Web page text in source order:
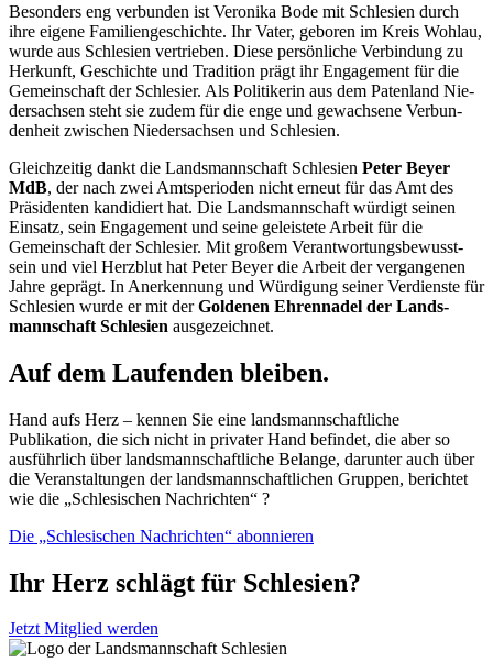
Beson­ders eng ver­bun­den ist Vero­ni­ka Bode mit Schle­si­en durch
ihre eige­ne Fami­li­en­ge­schich­te. Ihr Vater, gebo­ren im Kreis Wohl­au,
wur­de aus Schle­si­en ver­trie­ben. Die­se per­sön­li­che Ver­bin­dung zu
Her­kunft, Geschich­te und Tra­di­ti­on prägt ihr Enga­ge­ment für die
Gemein­schaft der Schle­si­er. Als Poli­ti­ke­rin aus dem Paten­land Nie­
der­sach­sen steht sie zudem für die enge und gewach­se­ne Ver­bun­
den­heit zwi­schen Nie­der­sach­sen und Schlesien.
Gleich­zei­tig dankt die Lands­mann­schaft Schle­si­en Peter Bey­er
MdB, der nach zwei Amts­pe­ri­oden nicht erneut für das Amt des
Prä­si­den­ten kan­di­diert hat. Die Lands­mann­schaft wür­digt sei­nen
Ein­satz, sein Enga­ge­ment und sei­ne geleis­te­te Arbeit für die
Gemein­schaft der Schle­si­er. Mit gro­ßem Ver­ant­wor­tungs­be­wusst­
sein und viel Herz­blut hat Peter Bey­er die Arbeit der ver­gan­ge­nen
Jah­re geprägt. In Aner­ken­nung und Wür­di­gung sei­ner Ver­diens­te für
Schle­si­en wur­de er mit derGol­de­nen Ehren­na­del der Lands­
mann­schaft Schle­si­en ausgezeichnet.
Auf dem Laufenden bleiben.
Hand aufs Herz – kennen Sie eine landsmannschaftliche
Publikation, die sich nicht in privater Hand befindet, die aber so
ausführlich über landsmannschaftliche Belange, darunter auch über
die Veranstaltungen der landsmannschaftlichen Gruppen, berichtet
wie die „Schlesischen Nachrichten“ ?
Die „Schlesischen Nachrichten“ abonnieren
Ihr Herz schlägt für Schlesien?
Jetzt Mitglied werden